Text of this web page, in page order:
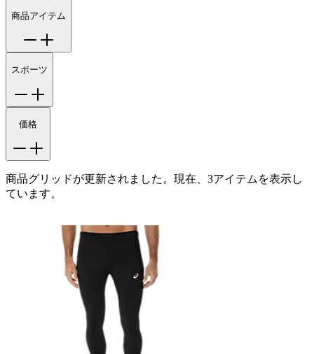
商品アイテム
スポーツ
価格
商品グリッドが更新されました。現在、3アイテムを表示し
ています。